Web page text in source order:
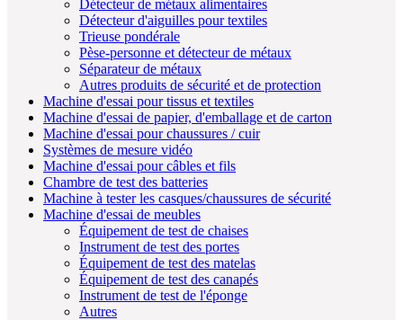
Détecteur de métaux alimentaires
Détecteur d'aiguilles pour textiles
Trieuse pondérale
Pèse-personne et détecteur de métaux
Séparateur de métaux
Autres produits de sécurité et de protection
Machine d'essai pour tissus et textiles
Machine d'essai de papier, d'emballage et de carton
Machine d'essai pour chaussures / cuir
Systèmes de mesure vidéo
Machine d'essai pour câbles et fils
Chambre de test des batteries
Machine à tester les casques/chaussures de sécurité
Machine d'essai de meubles
Équipement de test de chaises
Instrument de test des portes
Équipement de test des matelas
Équipement de test des canapés
Instrument de test de l'éponge
Autres